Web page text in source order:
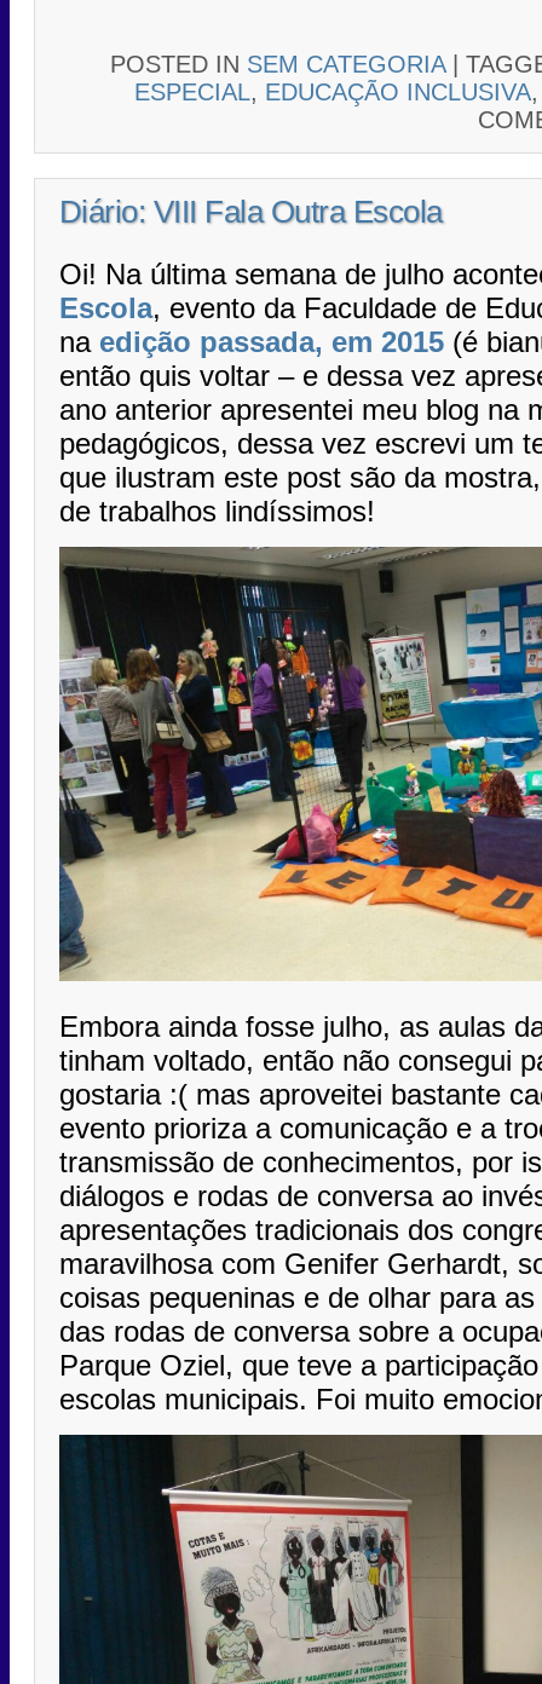
POSTED IN SEM CATEGORIA
ESPECIAL, EDUCAÇÃO INCLUSIVA
Diário: VIII Fala Outra Escola
Oi! Na última semana de julho
Escola, evento da Faculdade de
na edição passada, em 2015 (é
então quis voltar – e dessa vez
ano anterior apresentei meu blog na
pedagógicos, dessa vez escrevi um
que ilustram este post são da
de trabalhos lindíssimos!
Embora ainda fosse julho, as aulas
tinham voltado, então não consegui
gostaria :( mas aproveitei bastante
evento prioriza a comunicação e a
transmissão de conhecimentos, por
diálogos e rodas de conversa ao
apresentações tradicionais dos
maravilhosa com Genifer Gerhardt,
coisas pequeninas e de olhar para
das rodas de conversa sobre a
Parque Oziel, que teve a
escolas municipais. Foi muito